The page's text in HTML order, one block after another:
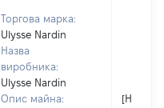
Торгова марка:
Ulysse Nardin
Назва
виробника:
Ulysse Nardin
Опис майна:
[Не